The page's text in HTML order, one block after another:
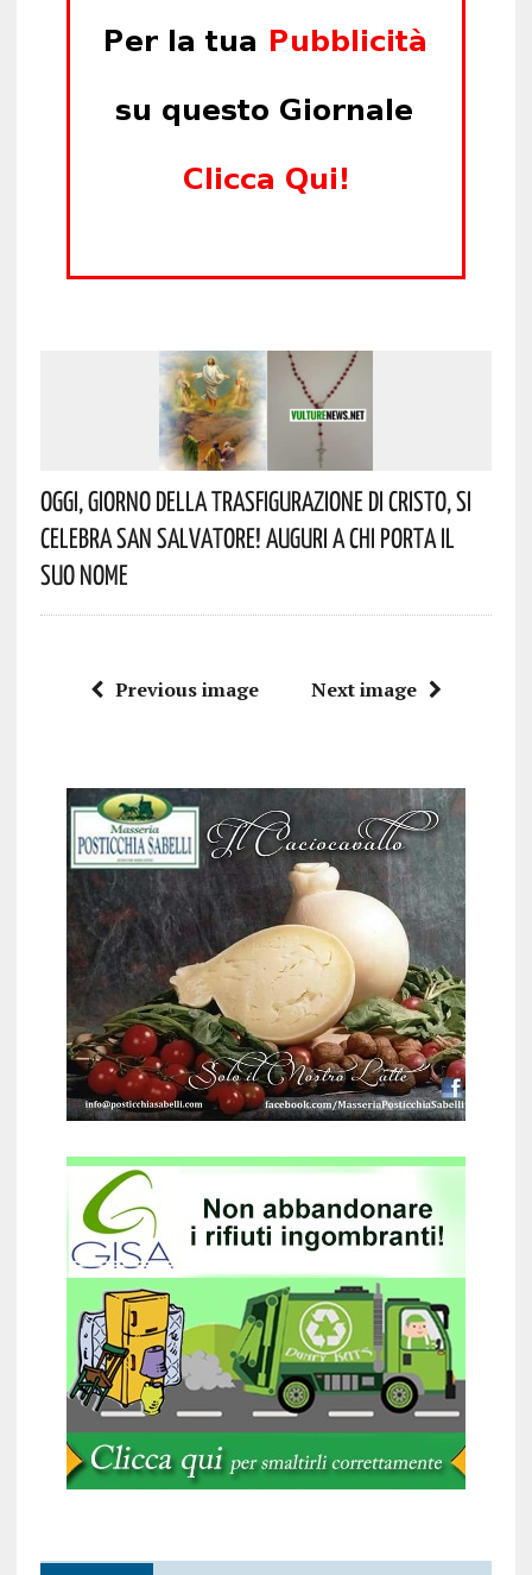
Oggi, Giorno Della Trasfigurazione Di Cristo, Si
Celebra San Salvatore! Auguri A Chi Porta Il
Suo Nome
Previous image Next image